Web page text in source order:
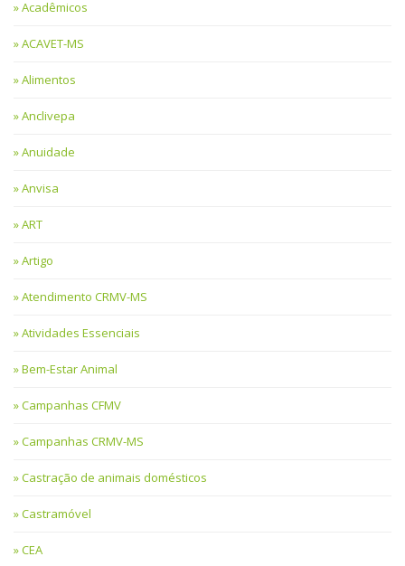
Acadêmicos
ACAVET-MS
Alimentos
Anclivepa
Anuidade
Anvisa
ART
Artigo
Atendimento CRMV-MS
Atividades Essenciais
Bem-Estar Animal
Campanhas CFMV
Campanhas CRMV-MS
Castração de animais domésticos
Castramóvel
CEA